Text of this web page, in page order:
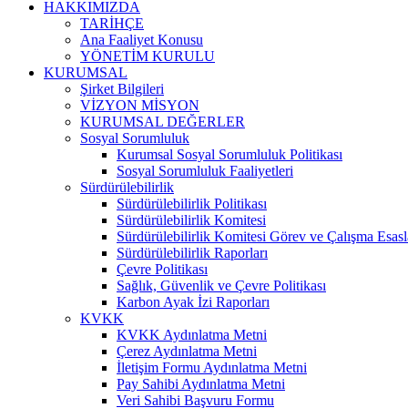
HAKKIMIZDA
TARİHÇE
Ana Faaliyet Konusu
YÖNETİM KURULU
KURUMSAL
Şirket Bilgileri
VİZYON MİSYON
KURUMSAL DEĞERLER
Sosyal Sorumluluk
Kurumsal Sosyal Sorumluluk Politikası
Sosyal Sorumluluk Faaliyetleri
Sürdürülebilirlik
Sürdürülebilirlik Politikası
Sürdürülebilirlik Komitesi
Sürdürülebilirlik Komitesi Görev ve Çalışma
Sürdürülebilirlik Raporları
Çevre Politikası
Sağlık, Güvenlik ve Çevre Politikası
Karbon Ayak İzi Raporları
KVKK
KVKK Aydınlatma Metni
Çerez Aydınlatma Metni
İletişim Formu Aydınlatma Metni
Pay Sahibi Aydınlatma Metni
Veri Sahibi Başvuru Formu